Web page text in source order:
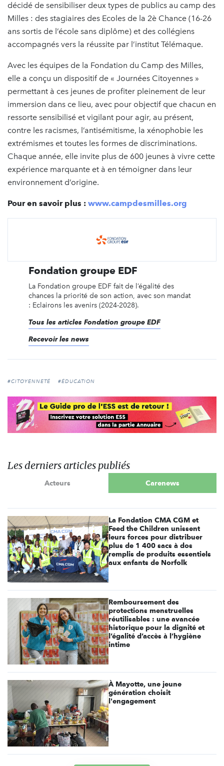
décidé de sensibiliser deux types de publics au camp des
Milles : des stagiaires des Ecoles de la 2è Chance (16-26
ans sortis de l’école sans diplôme) et des collégiens
accompagnés vers la réussite par l’institut Télémaque.
Avec les équipes de la Fondation du Camp des Milles,
elle a conçu un dispositif de « Journées Citoyennes »
permettant à ces jeunes de profiter pleinement de leur
immersion dans ce lieu, avec pour objectif que chacun en
ressorte sensibilisé et vigilant pour agir, au présent,
contre les racismes, l’antisémitisme, la xénophobie les
extrémismes et toutes les formes de discriminations.
Chaque année, elle invite plus de 600 jeunes à vivre cette
expérience marquante et à en témoigner dans leur
environnement d’origine.
Pour en savoir plus : www.campdesmilles.org
Fondation groupe EDF
La Fondation groupe EDF fait de l’égalité des
chances la priorité de son action, avec son mandat
: Eclairons les avenirs (2024-2028).
Tous les articles Fondation groupe EDF
Recevoir les news
#CITOYENNETÉ #ÉDUCATION
Les derniers articles publiés
Acteurs Carenews
La Fondation CMA CGM et
Feed the Children unissent
leurs forces pour distribuer
plus de 1 400 sacs à dos
remplis de produits essentiels
aux enfants de Norfolk
Remboursement des
protections menstruelles
réutilisables : une avancée
historique pour la dignité et
l’égalité d’accès à l’hygiène
intime
À Mayotte, une jeune
génération choisit
l'engagement